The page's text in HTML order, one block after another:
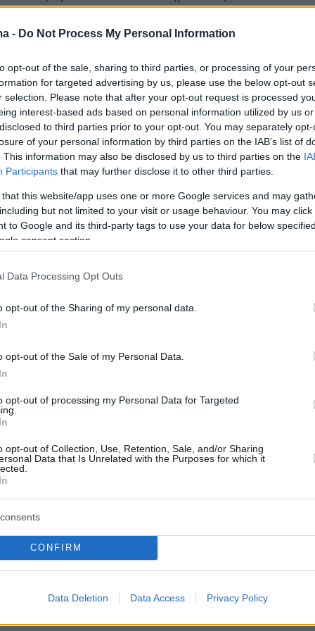
- Do Not Process My Personal Information
opt-out of the sale, sharing to third parties, or processing of your
for targeted advertising by us, please use the below opt-out
selection. Please note that after your opt-out request is processed
interest-based ads based on personal information utilized by us
to third parties prior to your opt-out. You may separately
of your personal information by third parties on the IAB’s list of
This information may also be disclosed by us to third parties on the
Participants that may further disclose it to other third parties.
that this website/app uses one or more Google services and may
but not limited to your visit or usage behaviour. You may
to Google and its third-party tags to use your data for below
consent section.
Data Processing Opt Outs
opt-out of the Sharing of my personal data.
opt-out of the Sale of my Personal Data.
opt-out of processing my Personal Data for Targeted
opt-out of Collection, Use, Retention, Sale, and/or Sharing
Data that Is Unrelated with the Purposes for which it
CONFIRM
Data Deletion Data Access Privacy Policy
ο βασικός μισθόςτης 64χρονης προέδρου
τα31.250 ευρώ.
επίσης να επαίρεται ως η πρώτη
Ευρωπαϊκής Επιτροπής, με μισθό που
χιλιάδες ευρώ.Με βάση τη νέα αύξηση, η
βάζει στην τσέπη1.000 ευρώ την ημέρα και
για τα ταξίδια στο εξωτερικό, οι μηνιαίες
πλησιάσουν τα36.000 ευρώ.
τους, οιΕπίτροποι
επιδόματα των
κατά700 ευρώ φθάνοντας τα
και για πρώτη φορά θα ξεπερνούν τα
τους. Ο κατώτερος βασικός μισθός ενός
Ευρωβουλή θα αυξηθεί κατά
3.272 ευρώκαι ο υψηλότερος κατά1.483
22.646 ευρώ.
«Βρέχει» ευρώ στις Βρυξέλλες - Πάνω από